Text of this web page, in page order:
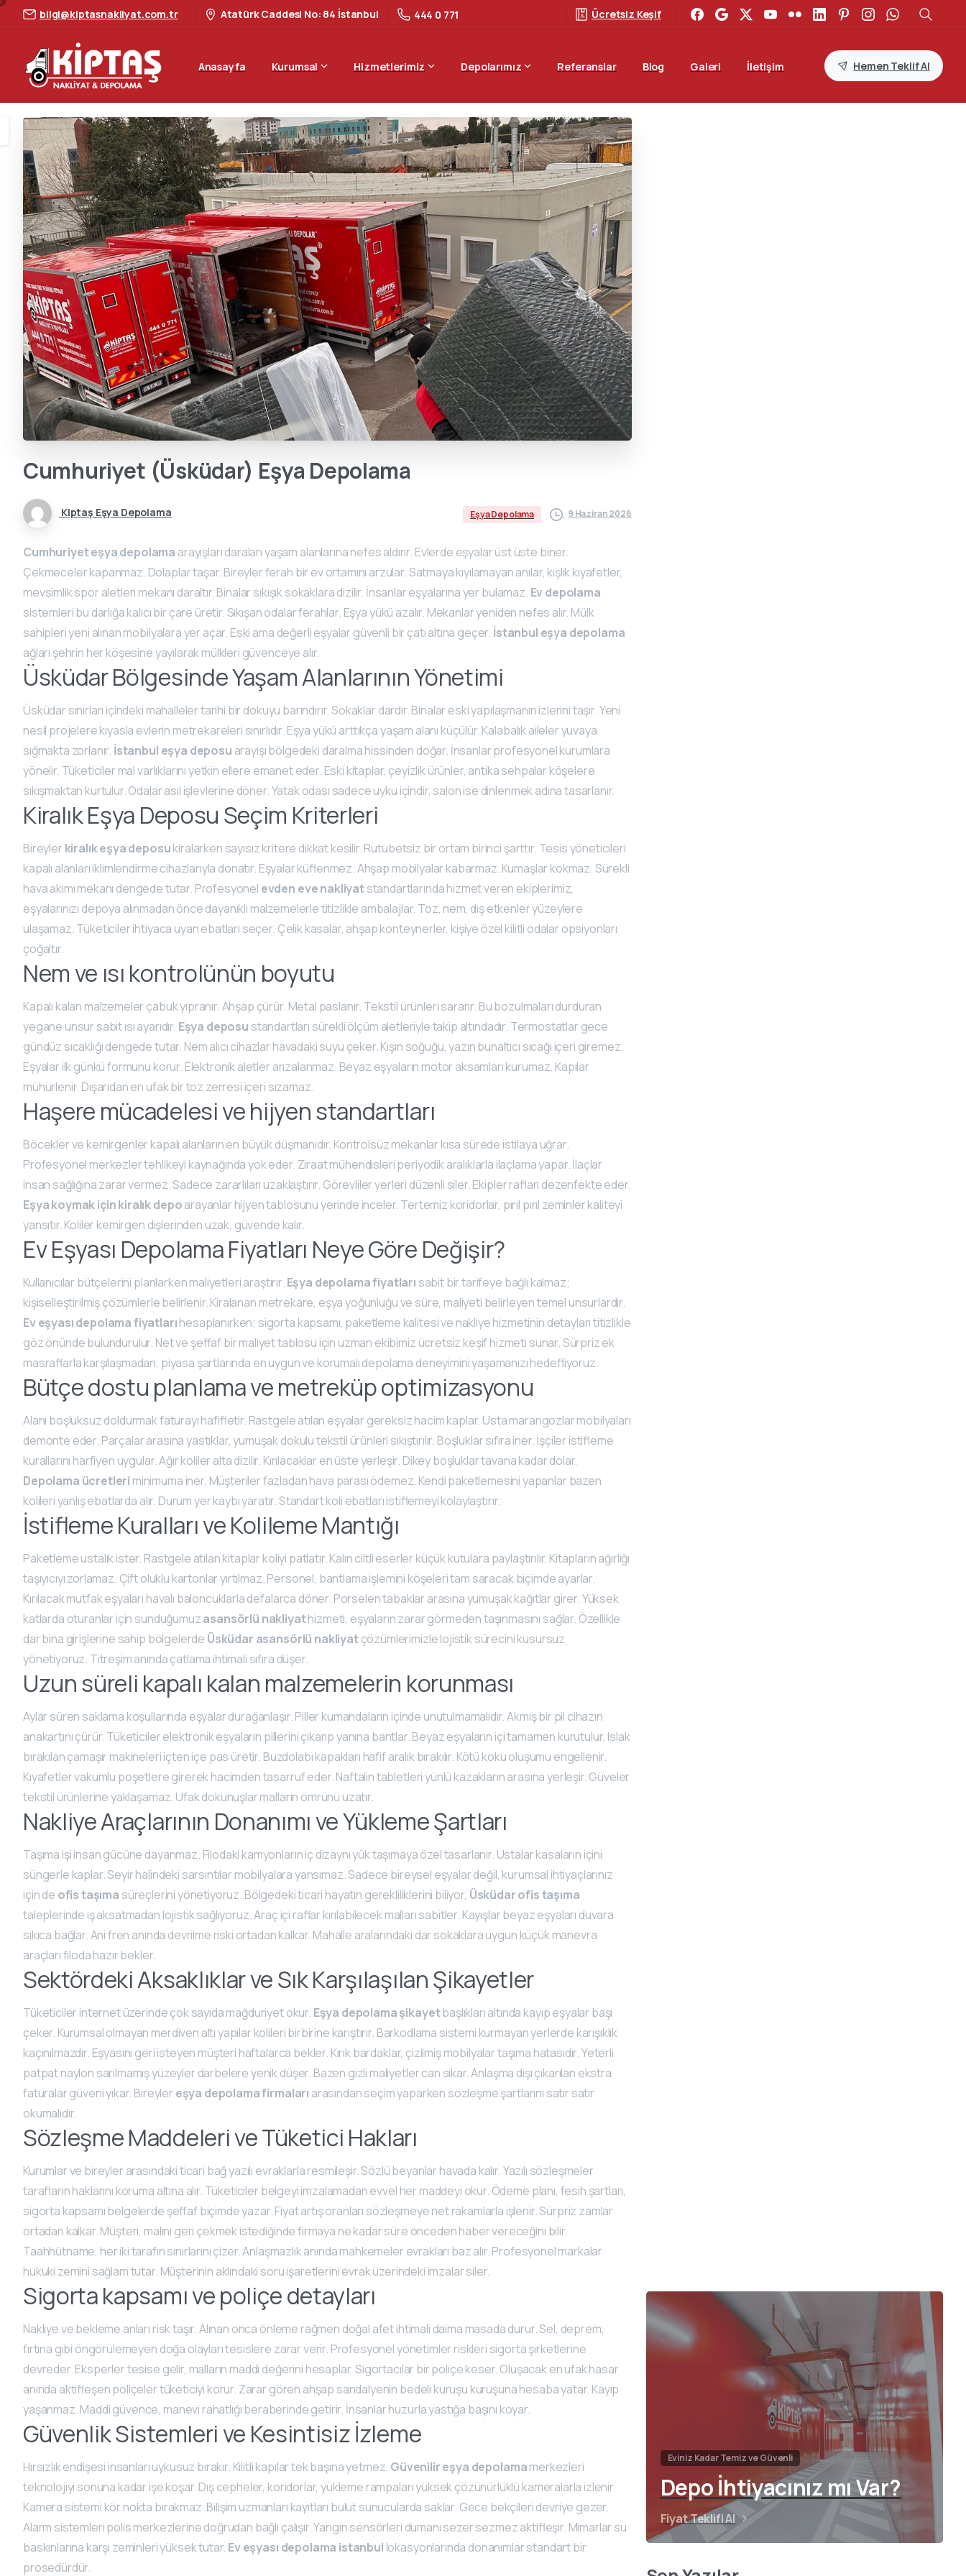
bilgi@kiptasnakliyat.com.tr Atatürk Caddesi No: 84 İstanbul 444 0 771 Ücretsiz Keşif
Anasayfa Kurumsal Hizmetlerimiz Depolarımız Referanslar Blog Galeri İletişim Hemen Teklif Al
Cumhuriyet (Üsküdar) Eşya Depolama
Kiptaş Eşya Depolama Eşya Depolama 9 Haziran 2026
Cumhuriyet eşya depolama arayışları daralan yaşam alanlarına nefes aldırır. Evlerde eşyalar üst üste biner.
Çekmeceler kapanmaz. Dolaplar taşar. Bireyler ferah bir ev ortamını arzular. Satmaya kıyılamayan anılar, kışlık kıyafetler,
mevsimlik spor aletleri mekanı daraltır. Binalar sıkışık sokaklara dizilir. İnsanlar eşyalarına yer bulamaz. Ev depolama
sistemleri bu darlığa kalıcı bir çare üretir. Sıkışan odalar ferahlar. Eşya yükü azalır. Mekanlar yeniden nefes alır. Mülk
sahipleri yeni alınan mobilyalara yer açar. Eski ama değerli eşyalar güvenli bir çatı altına geçer. İstanbul eşya depolama
ağları şehrin her köşesine yayılarak mülkleri güvenceye alır.
Üsküdar Bölgesinde Yaşam Alanlarının Yönetimi
Üsküdar sınırları içindeki mahalleler tarihi bir dokuyu barındırır. Sokaklar dardır. Binalar eski yapılaşmanın izlerini taşır. Yeni
nesil projelere kıyasla evlerin metrekareleri sınırlıdır. Eşya yükü arttıkça yaşam alanı küçülür. Kalabalık aileler yuvaya
sığmakta zorlanır. İstanbul eşya deposu arayışı bölgedeki daralma hissinden doğar. İnsanlar profesyonel kurumlara
yönelir. Tüketiciler mal varlıklarını yetkin ellere emanet eder. Eski kitaplar, çeyizlik ürünler, antika sehpalar köşelere
sıkışmaktan kurtulur. Odalar asıl işlevlerine döner. Yatak odası sadece uyku içindir, salon ise dinlenmek adına tasarlanır.
Kiralık Eşya Deposu Seçim Kriterleri
Bireyler kiralık eşya deposukiralarken sayısız kritere dikkat kesilir. Rutubetsiz bir ortam birinci şarttır. Tesis yöneticileri
kapalı alanları iklimlendirme cihazlarıyla donatır. Eşyalar küflenmez. Ahşap mobilyalar kabarmaz. Kumaşlar kokmaz. Sürekli
hava akımı mekanı dengede tutar. Profesyonel evden eve nakliyatstandartlarında hizmet veren ekiplerimiz,
eşyalarınızı depoya alınmadan önce dayanıklı malzemelerle titizlikle ambalajlar. Toz, nem, dış etkenler yüzeylere
ulaşamaz. Tüketiciler ihtiyaca uyan ebatları seçer. Çelik kasalar, ahşap konteynerler, kişiye özel kilitli odalar opsiyonları
çoğaltır.
Nem ve ısı kontrolünün boyutu
Kapalı kalan malzemeler çabuk yıpranır. Ahşap çürür. Metal paslanır. Tekstil ürünleri sararır. Bu bozulmaları durduran
yegane unsur sabit ısı ayarıdır. Eşya deposu standartları sürekli ölçüm aletleriyle takip altındadır. Termostatlar gece
gündüz sıcaklığı dengede tutar. Nem alıcı cihazlar havadaki suyu çeker. Kışın soğuğu, yazın bunaltıcı sıcağı içeri giremez.
Eşyalar ilk günkü formunu korur. Elektronik aletler arızalanmaz. Beyaz eşyaların motor aksamları kurumaz. Kapılar
mühürlenir. Dışarıdan en ufak bir toz zerresi içeri sızamaz.
Haşere mücadelesi ve hijyen standartları
Böcekler ve kemirgenler kapalı alanların en büyük düşmanıdır. Kontrolsüz mekanlar kısa sürede istilaya uğrar.
Profesyonel merkezler tehlikeyi kaynağında yok eder. Ziraat mühendisleri periyodik aralıklarla ilaçlama yapar. İlaçlar
insan sağlığına zarar vermez. Sadece zararlıları uzaklaştırır. Görevliler yerleri düzenli siler. Ekipler rafları dezenfekte eder.
Eşya koymak için kiralık depoarayanlar hijyen tablosunu yerinde inceler. Tertemiz koridorlar, pırıl pırıl zeminler kaliteyi
yansıtır. Koliler kemirgen dişlerinden uzak, güvende kalır.
Ev Eşyası Depolama Fiyatları Neye Göre Değişir?
Kullanıcılar bütçelerini planlarken maliyetleri araştırır. Eşya depolama fiyatları sabit bir tarifeye bağlı kalmaz;
kişiselleştirilmiş çözümlerle belirlenir. Kiralanan metrekare, eşya yoğunluğu ve süre, maliyeti belirleyen temel unsurlardır.
Ev eşyası depolama fiyatlarıhesaplanırken; sigorta kapsamı, paketleme kalitesi ve nakliye hizmetinin detayları titizlikle
göz önünde bulundurulur. Net ve şeffaf bir maliyet tablosu için uzman ekibimiz ücretsiz keşif hizmeti sunar. Sürpriz ek
masraflarla karşılaşmadan, piyasa şartlarında en uygun ve korumalı depolama deneyimini yaşamanızı hedefliyoruz.
Bütçe dostu planlama ve metreküp optimizasyonu
Alanı boşluksuz doldurmak faturayı hafifletir. Rastgele atılan eşyalar gereksiz hacim kaplar. Usta marangozlar mobilyaları
demonte eder. Parçalar arasına yastıklar, yumuşak dokulu tekstil ürünleri sıkıştırılır. Boşluklar sıfıra iner. İşçiler istifleme
kurallarını harfiyen uygular. Ağır koliler alta dizilir. Kırılacaklar en üste yerleşir. Dikey boşluklar tavana kadar dolar.
Depolama ücretleri minimuma iner. Müşteriler fazladan hava parası ödemez. Kendi paketlemesini yapanlar bazen
kolileri yanlış ebatlarda alır. Durum yer kaybı yaratır. Standart koli ebatları istiflemeyi kolaylaştırır.
İstifleme Kuralları ve Kolileme Mantığı
Paketleme ustalık ister. Rastgele atılan kitaplar koliyi patlatır. Kalın ciltli eserler küçük kutulara paylaştırılır. Kitapların ağırlığı
taşıyıcıyı zorlamaz. Çift oluklu kartonlar yırtılmaz. Personel, bantlama işlemini köşeleri tam saracak biçimde ayarlar.
Kırılacak mutfak eşyaları havalı baloncuklarla defalarca döner. Porselen tabaklar arasına yumuşak kağıtlar girer. Yüksek
katlarda oturanlar için sunduğumuzasansörlü nakliyathizmeti, eşyaların zarar görmeden taşınmasını sağlar. Özellikle
dar bina girişlerine sahip bölgelerde Üsküdar asansörlü nakliyatçözümlerimizle lojistik sürecini kusursuz
yönetiyoruz. Titreşim anında çatlama ihtimali sıfıra düşer.
Uzun süreli kapalı kalan malzemelerin korunması
Aylar süren saklama koşullarında eşyalar durağanlaşır. Piller kumandaların içinde unutulmamalıdır. Akmış bir pil cihazın
anakartını çürür. Tüketiciler elektronik eşyaların pillerini çıkarıp yanına bantlar. Beyaz eşyaların içi tamamen kurutulur. Islak
bırakılan çamaşır makineleri içten içe pas üretir. Buzdolabı kapakları hafif aralık bırakılır. Kötü koku oluşumu engellenir.
Kıyafetler vakumlu poşetlere girerek hacimden tasarruf eder. Naftalin tabletleri yünlü kazakların arasına yerleşir. Güveler
tekstil ürünlerine yaklaşamaz. Ufak dokunuşlar malların ömrünü uzatır.
Nakliye Araçlarının Donanımı ve Yükleme Şartları
Taşıma işi insan gücüne dayanmaz. Filodaki kamyonların iç dizaynı yük taşımaya özel tasarlanır. Ustalar kasaların içini
süngerle kaplar. Seyir halindeki sarsıntılar mobilyalara yansımaz. Sadece bireysel eşyalar değil, kurumsal ihtiyaçlarınız
için de ofis taşıma süreçlerini yönetiyoruz. Bölgedeki ticari hayatın gerekliliklerini biliyor, Üsküdar ofis taşıma
taleplerinde iş aksatmadan lojistik sağlıyoruz. Araç içi raflar kırılabilecek malları sabitler. Kayışlar beyaz eşyaları duvara
sıkıca bağlar. Ani fren anında devrilme riski ortadan kalkar. Mahalle aralarındaki dar sokaklara uygun küçük manevra
araçları filoda hazır bekler.
Sektördeki Aksaklıklar ve Sık Karşılaşılan Şikayetler
Tüketiciler internet üzerinde çok sayıda mağduriyet okur. Eşya depolama şikayetbaşlıkları altında kayıp eşyalar başı
çeker. Kurumsal olmayan merdiven altı yapılar kolileri birbirine karıştırır. Barkodlama sistemi kurmayan yerlerde karışıklık
kaçınılmazdır. Eşyasını geri isteyen müşteri haftalarca bekler. Kırık bardaklar, çizilmiş mobilyalar taşıma hatasıdır. Yeterli
patpat naylon sarılmamış yüzeyler darbelere yenik düşer. Bazen gizli maliyetler can sıkar. Anlaşma dışı çıkarılan ekstra
faturalar güveni yıkar. Bireyler eşya depolama firmaları arasından seçim yaparken sözleşme şartlarını satır satır
okumalıdır.
Sözleşme Maddeleri ve Tüketici Hakları
Kurumlar ve bireyler arasındaki ticari bağ yazılı evraklarla resmileşir. Sözlü beyanlar havada kalır. Yazılı sözleşmeler
tarafların haklarını koruma altına alır. Tüketiciler belgeyi imzalamadan evvel her maddeyi okur. Ödeme planı, fesih şartları,
sigorta kapsamı belgelerde şeffaf biçimde yazar. Fiyat artış oranları sözleşmeye net rakamlarla işlenir. Sürpriz zamlar
ortadan kalkar. Müşteri, malını geri çekmek istediğinde firmaya ne kadar süre önceden haber vereceğini bilir.
Taahhütname, her iki tarafın sınırlarını çizer. Anlaşmazlık anında mahkemeler evrakları baz alır. Profesyonel markalar
hukuki zemini sağlam tutar. Müşterinin aklındaki soru işaretlerini evrak üzerindeki imzalar siler.
Sigorta kapsamı ve poliçe detayları
Nakliye ve bekleme anları risk taşır. Alınan onca önleme rağmen doğal afet ihtimali daima masada durur. Sel, deprem,
fırtına gibi öngörülemeyen doğa olayları tesislere zarar verir. Profesyonel yönetimler riskleri sigorta şirketlerine
devreder. Eksperler tesise gelir, malların maddi değerini hesaplar. Sigortacılar bir poliçe keser. Oluşacak en ufak hasar
anında aktifleşen poliçeler tüketiciyi korur. Zarar gören ahşap sandalyenin bedeli kuruşu kuruşuna hesaba yatar. Kayıp
yaşanmaz. Maddi güvence, manevi rahatlığı beraberinde getirir. İnsanlar huzurla yastığa başını koyar.
Güvenlik Sistemleri ve Kesintisiz İzleme
Hırsızlık endişesi insanları uykusuz bırakır. Kilitli kapılar tek başına yetmez. Güvenilir eşya depolamamerkezleri
teknolojiyi sonuna kadar işe koşar. Dış cepheler, koridorlar, yükleme rampaları yüksek çözünürlüklü kameralarla izlenir.
Kamera sistemi kör nokta bırakmaz. Bilişim uzmanları kayıtları bulut sunucularda saklar. Gece bekçileri devriye gezer.
Alarm sistemleri polis merkezlerine doğrudan bağlı çalışır. Yangın sensörleri dumanı sezer sezmez aktifleşir. Mimarlar su
baskınlarına karşı zeminleri yüksek tutar. Ev eşyası depolama istanbul lokasyonlarında donanımlar standart bir
prosedürdür.
Eviniz Kadar Temiz ve Güvenli
Depo İhtiyacınız mı Var?
Fiyat Teklifi Al